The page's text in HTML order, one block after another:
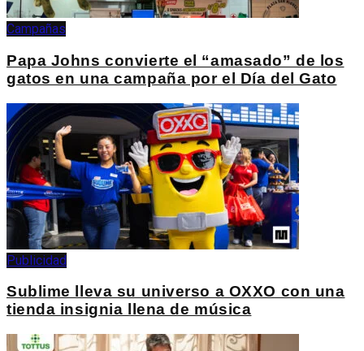
Campañas
Papa Johns convierte el “amasado” de los
gatos en una campaña por el Día del Gato
Publicidad
Sublime lleva su universo a OXXO con una
tienda insignia llena de música